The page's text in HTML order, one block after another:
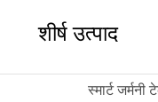
शीर्ष उत्पाद
स्मार्ट